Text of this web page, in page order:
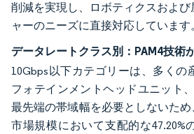
削減を実現し、ロボティクスおよ
ャーのニーズに直接対応しています
データレートクラス別：PAM4技術
10Gbps以下カテゴリーは、多くの
フォテインメントヘッドユニット
最先端の帯域幅を必要としないため
市場規模において支配的な47.20%